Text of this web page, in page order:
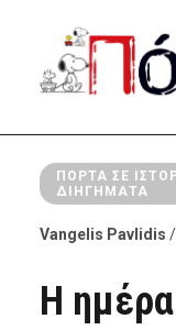
ΠΌΡΤΑ ΣΕ
ΔΙΗΓΉΜΑΤΑ
Vangelis Pavlidis
Η